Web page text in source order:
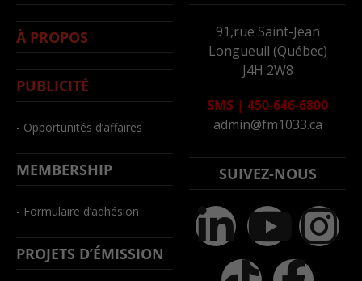
À PROPOS
PUBLICITÉ
- Opportunités d’affaires
MEMBERSHIP
- Formulaire d’adhésion
PROJETS D’ÉMISSION
91,rue Saint-Jean
Longueuil (Québec)
J4H 2W8
SMS | 450-646-6800
admin@fm1033.ca
SUIVEZ-NOUS